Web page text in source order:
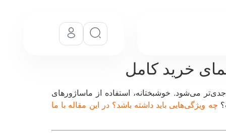
خرید کامل
می‌شود. خوشبختانه، استفاده از ماساژورهای
چه ویژگی‌هایی باید داشته باشد؟ در این مقاله با ما